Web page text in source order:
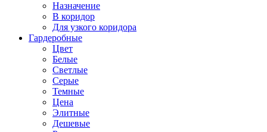
Назначение
В коридор
Для узкого коридора
Гардеробные
Цвет
Белые
Светлые
Серые
Темные
Цена
Элитные
Дешевые